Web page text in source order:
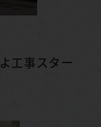
工事スター